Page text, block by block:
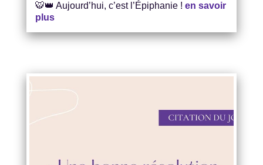
🐯👑 Aujourd’hui, c’est l’Épiphanie ! en savoir
plus